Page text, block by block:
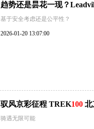
趋势还是昙花一现？
基于安全考虑还是公平性？
2026-01-20 13:07:00
驭风京彩征程 TREK100 北
骑遇无限可能